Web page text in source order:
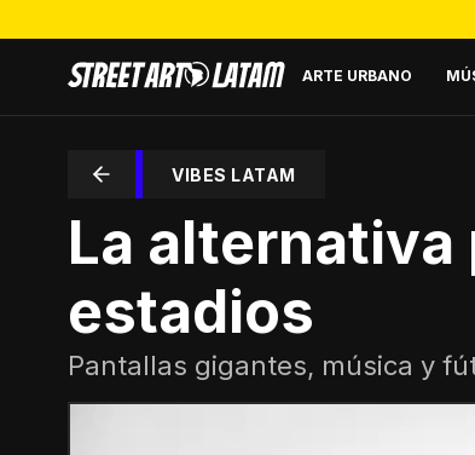
ARTE URBANO
VIBES LATAM
La alternativa
estadios
Pantallas gigantes, música y